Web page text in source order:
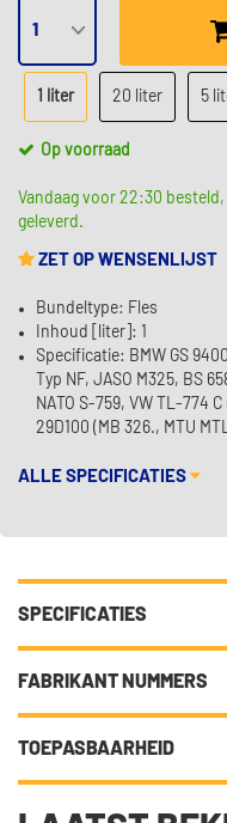
1 liter 20 liter 5
Op voorraad
Vandaag voor 22:30
geleverd.
ZET OP WENSENLIJST
Bundeltype: Fles
Inhoud [liter]: 1
Specificatie: BMW GS
Typ NF, JASO M325, BS
NATO S-759, VW TL-774
29D100 (MB 326., MTU
ALLE SPECIFICATIES
SPECIFICATIES
Fabrikantcode
Categorie
Inhoud [liter] 1
FABRIKANT NUMMERS
AFNOR NFR 15-601
ASTM D3306 / D4656 /
TOEPASBAARHEID